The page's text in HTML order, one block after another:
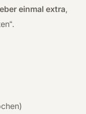
einmal extra,